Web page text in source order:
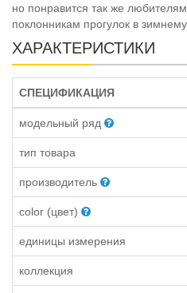
но понравится так же
поклонникам прогулок в
ХАРАКТЕРИСТИКИ
СПЕЦИФИКАЦИЯ
модельный ряд
тип товара
производитель
color (цвет)
единицы измерения
коллекция